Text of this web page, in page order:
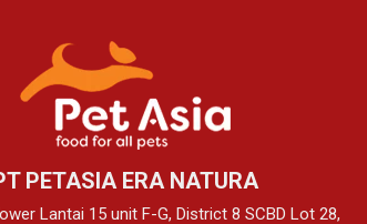
PETASIA ERA NATURA
Lantai 15 unit F-G, District 8 SCBD Lot 28,